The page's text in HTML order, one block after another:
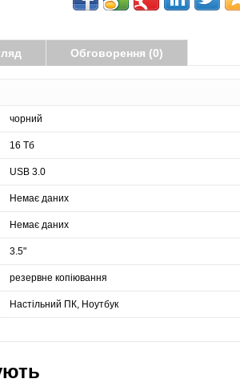
Обговорення (0)
чорний
16 Тб
USB 3.0
Немає даних
Немає даних
3.5"
резервне копіювання
Настільний ПК, Ноутбук